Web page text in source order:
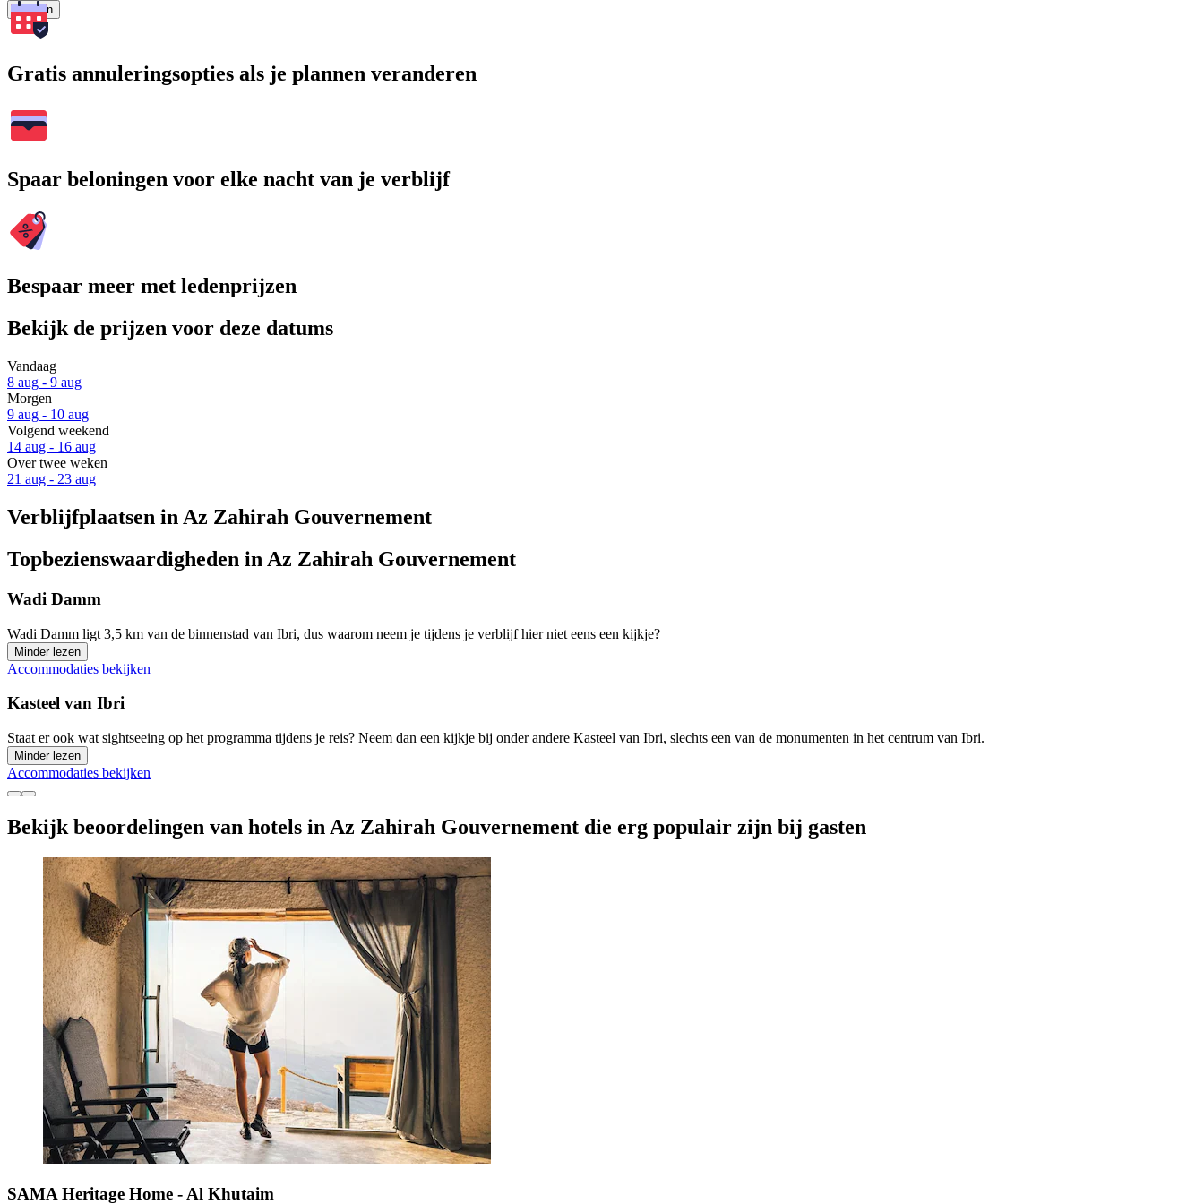
Zoeken
Gratis annuleringsopties als je plannen veranderen
Spaar beloningen voor elke nacht van je verblijf
Bespaar meer met ledenprijzen
Bekijk de prijzen voor deze datums
Vandaag
8 aug - 9 aug
Morgen
9 aug - 10 aug
Volgend weekend
14 aug - 16 aug
Over twee weken
21 aug - 23 aug
Verblijfplaatsen in Az Zahirah Gouvernement
Topbezienswaardigheden in Az Zahirah Gouvernement
Wadi Damm
Wadi Damm ligt 3,5 km van de binnenstad van Ibri, dus waarom neem je tijdens je verblijf hier niet eens een kijkje?
Minder lezen
Accommodaties bekijken
Kasteel van Ibri
Staat er ook wat sightseeing op het programma tijdens je reis? Neem dan een kijkje bij onder andere Kasteel van Ibri, slechts een van de monumenten in het centrum van Ibri.
Minder lezen
Accommodaties bekijken
Bekijk beoordelingen van hotels in Az Zahirah Gouvernement die erg populair zijn bij gasten
SAMA Heritage Home - Al Khutaim